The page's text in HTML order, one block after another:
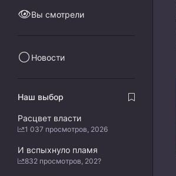
Вы смотрели
Новости
Наш выбор
Расцвет власти
1 037 просмотров, 2026
И вспыхнуло пламя
832 просмотров, 202?